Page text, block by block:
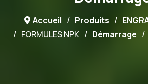
Accueil Produits
FORMULES NPK
Démarrage